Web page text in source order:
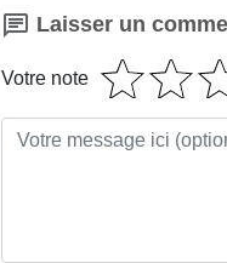
Laisser un
Votre note